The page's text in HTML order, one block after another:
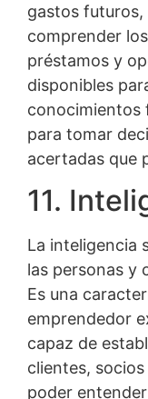
gastos futuros,
comprender
préstamos y
disponibles
conocimientos
para tomar
acertadas que
11.
La inteligencia
las personas y
Es una
emprendedor
capaz de
clientes,
poder